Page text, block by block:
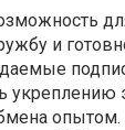
и
укреплению